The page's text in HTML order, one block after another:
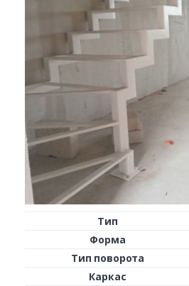
Ваше имя*
Комментарий к заказу
Тип
Форма
Тип поворота
Каркас